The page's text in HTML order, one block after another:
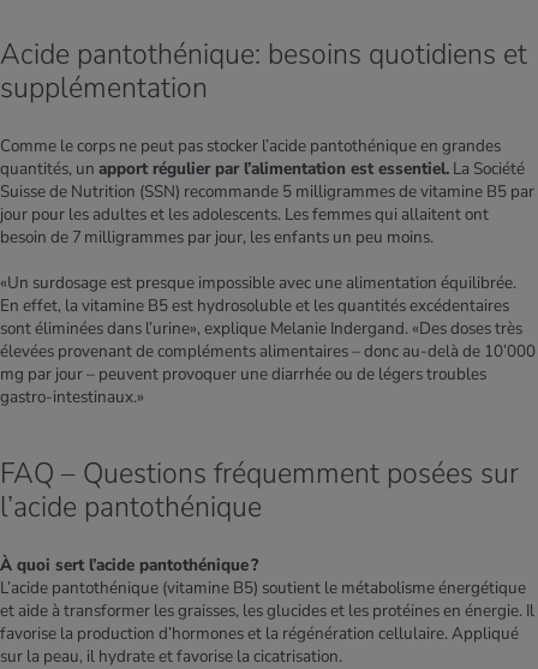
Acide pantothénique: besoins quotidiens et
supplémentation
Comme le corps ne peut pas stocker l’acide pantothénique en grandes
quantités, un apport régulier par l’alimentation est essentiel. La Société
Suisse de Nutrition (SSN) recommande 5 milligrammes de vitamine B5 par
jour pour les adultes et les adolescents. Les femmes qui allaitent ont
besoin de 7 milligrammes par jour, les enfants un peu moins.
«Un surdosage est presque impossible avec une alimentation équilibrée.
En effet, la vitamine B5 est hydrosoluble et les quantités excédentaires
sont éliminées dans l’urine», explique Melanie Indergand. «Des doses très
élevées provenant de compléments alimentaires – donc au-delà de 10’000
mg par jour – peuvent provoquer une diarrhée ou de légers troubles
gastro-intestinaux.»
FAQ – Questions fréquemment posées sur
l’acide pantothénique
À quoi sert l’acide pantothénique ?
L’acide pantothénique (vitamine B5) soutient le métabolisme énergétique
et aide à transformer les graisses, les glucides et les protéines en énergie. Il
favorise la production d’hormones et la régénération cellulaire. Appliqué
sur la peau, il hydrate et favorise la cicatrisation.